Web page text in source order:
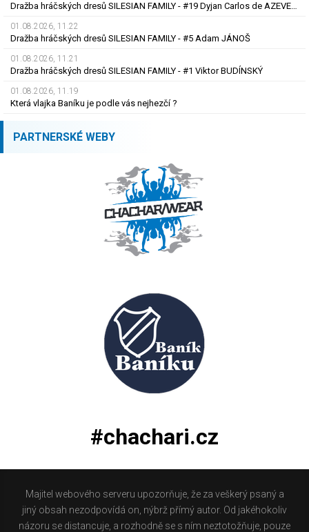
Dražba hráčských dresů SILESIAN FAMILY - #19 Dyjan Carlos de AZEVEDO
01.08.2026, 11.22
Dražba hráčských dresů SILESIAN FAMILY - #5 Adam JÁNOŠ
01.08.2026, 11.21
Dražba hráčských dresů SILESIAN FAMILY - #1 Viktor BUDÍNSKÝ
01.08.2026, 11.19
Která vlajka Baníku je podle vás nejhezčí ?
PARTNERSKÉ WEBY
#chachari.cz
Majitel webového serveru upozorňuje, že za veškerý psaný a
jiný obsah nezodpovídá on, nýbrž přímý autor. Od jakéhokoliv
názoru se distancuje, a rozhodně se s ním neztotožňuje, pouze